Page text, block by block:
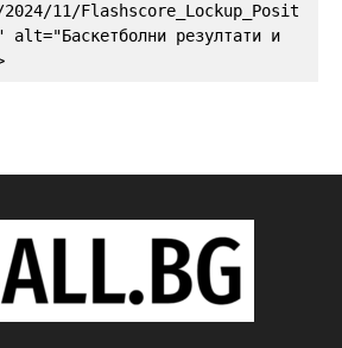
11/Flashscore_Lockup_Posit
alt="Баскетболни резултати и